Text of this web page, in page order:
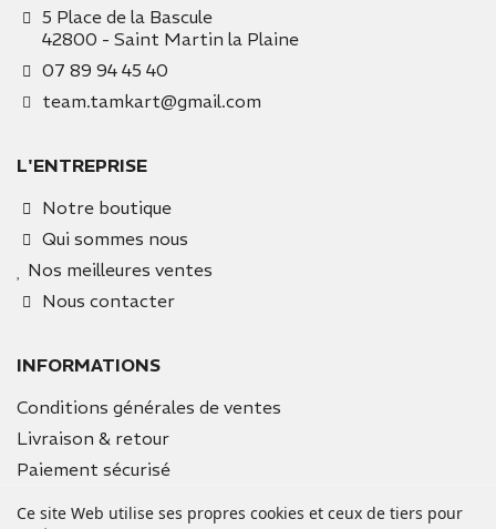
5 Place de la Bascule
42800 - Saint Martin la Plaine
07 89 94 45 40
team.tamkart@gmail.com
L'ENTREPRISE
Notre boutique
Qui sommes nous
Nos meilleures ventes
Nous contacter
INFORMATIONS
Conditions générales de ventes
Livraison & retour
Paiement sécurisé
Ce site Web utilise ses propres cookies et ceux de tiers pour